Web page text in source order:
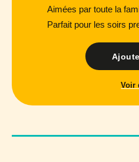
Aimées par toute la
Parfait pour les soirs
Voir